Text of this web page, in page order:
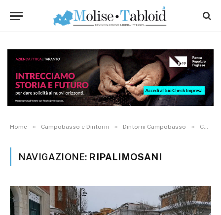
Home » Campobasso e Dintorni » Dintorni Campobasso » Category: "Ripalimosani" (Page 13)
NAVIGAZIONE: RIPALIMOSANI